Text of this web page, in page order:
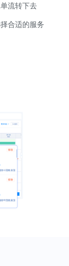
流转下去
合适的服务